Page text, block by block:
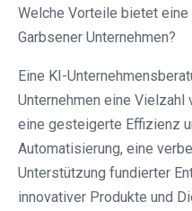
Welche Vorteile bietet
Garbsener Unternehmen?
Eine KI-
Unternehmen eine Vielzahl
eine gesteigerte Effizienz
Automatisierung, eine
Unterstützung fundierter
innovativer Produkte und